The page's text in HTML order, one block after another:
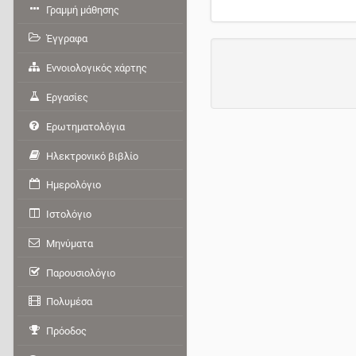
Γραμμή μάθησης
Έγγραφα
Εννοιολογικός χάρτης
Εργασίες
Ερωτηματολόγια
Ηλεκτρονικό βιβλίο
Ημερολόγιο
Ιστολόγιο
Μηνύματα
Παρουσιολόγιο
Πολυμέσα
Πρόοδος